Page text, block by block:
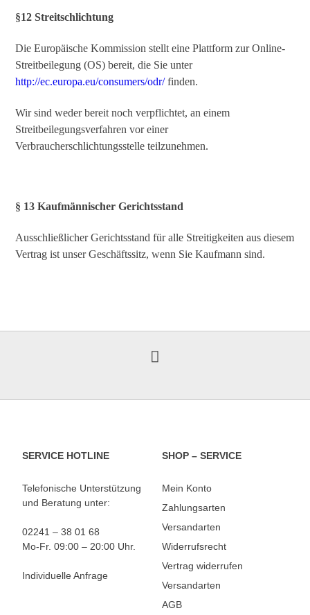
§12 Streitschlichtung
Die Europäische Kommission stellt eine Plattform zur Online-
Streitbeilegung (OS) bereit, die Sie unter
http://ec.europa.eu/consumers/odr/finden.
Wir sind weder bereit noch verpflichtet, an einem
Streitbeilegungsverfahren vor einer
Verbraucherschlichtungsstelle teilzunehmen.
§ 13 Kaufmännischer Gerichtsstand
Ausschließlicher Gerichtsstand für alle Streitigkeiten aus diesem
Vertrag ist unser Geschäftssitz, wenn Sie Kaufmann sind.
SERVICE HOTLINE
Telefonische Unterstützung
und Beratung unter:
02241 – 38 01 68
Mo-Fr. 09:00 – 20:00 Uhr.
Individuelle Anfrage
SHOP – SERVICE
Mein Konto
Zahlungsarten
Versandarten
Widerrufsrecht
Vertrag widerrufen
Versandarten
AGB